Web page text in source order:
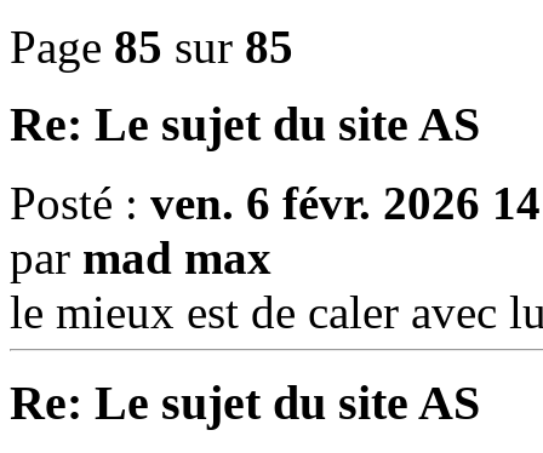
Page 85 sur 85
Re: Le sujet du site AS
Posté : ven. 6 févr. 2026
par mad max
le mieux est de caler avec
Re: Le sujet du site AS